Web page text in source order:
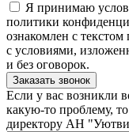
Я принимаю
политики
ознакомлен с
с условиями,
и без оговорок.
Если у вас возникли
какую-то проблему,
директору АН